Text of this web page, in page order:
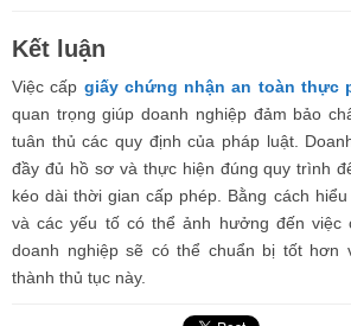
Kết luận
Việc cấp giấy chứng nhận an toàn thực
quan trọng giúp doanh nghiệp đảm bảo
tuân thủ các quy định của pháp luật.
đầy đủ hồ sơ và thực hiện đúng quy trình
kéo dài thời gian cấp phép. Bằng cách
và các yếu tố có thể ảnh hưởng đến việc
doanh nghiệp sẽ có thể chuẩn bị tốt hơn
thành thủ tục này.